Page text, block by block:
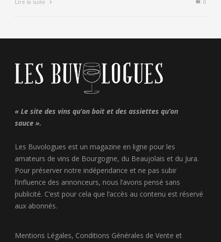
Lire la suite 0
« Le site des vins qu’on boit et des assiettes qu’on
sauce ».
Les Buvologues est un magazine en ligne pour les
amateurs de vins de Bourgogne, du Beaujolais et du Jura.
Pour préserver notre indépendance et ne pas subir
l’influence des annonceurs, nous l’avons pensé sans
publicité. C’est pour cela que l’accès au contenu est réservé
aux abonnés.
Mentions Légales, Conditions Générales de Vente et